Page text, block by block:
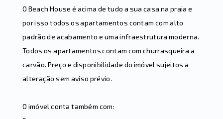
O Beach House é acima de tudo a sua casa na praia e
por isso todos os apartamentos contam com alto
padrão de acabamento e uma infraestrutura moderna.
Todos os apartamentos contam com churrasqueira a
carvão. Preço e disponibilidade do imóvel sujeitos a
alteração sem aviso prévio.
O imóvel conta também com: